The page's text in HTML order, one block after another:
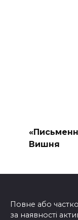
Вишня
Повне або
за наявності